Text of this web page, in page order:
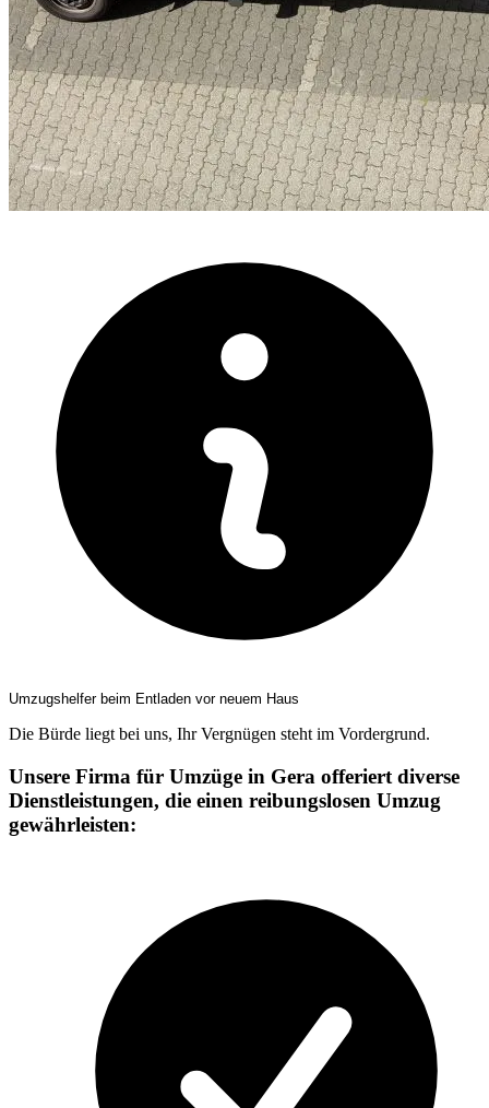
Umzugshelfer beim Entladen vor neuem Haus
Die Bürde liegt bei uns, Ihr Vergnügen steht im Vordergrund.
Unsere Firma für Umzüge in Gera offeriert diverse
Dienstleistungen, die einen reibungslosen Umzug
gewährleisten: